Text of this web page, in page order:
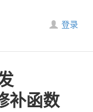
登录
补函数